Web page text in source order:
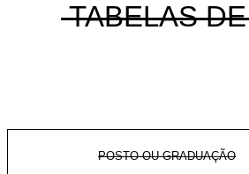
TABELAS
POSTO OU GRADUAÇÃO